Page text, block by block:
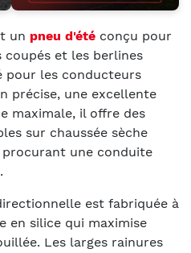
un pneu d'été conçu pour
coupés et les berlines
pour les conducteurs
précise, une excellente
maximale, il offre des
sur chaussée sèche
une conduite
est fabriquée à
en silice qui maximise
Les larges rainures